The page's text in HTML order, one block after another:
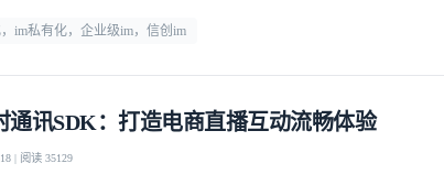
im私有化，企业级im，信创im
通讯SDK：打造电商直播互动流畅体验
| 阅读 35129